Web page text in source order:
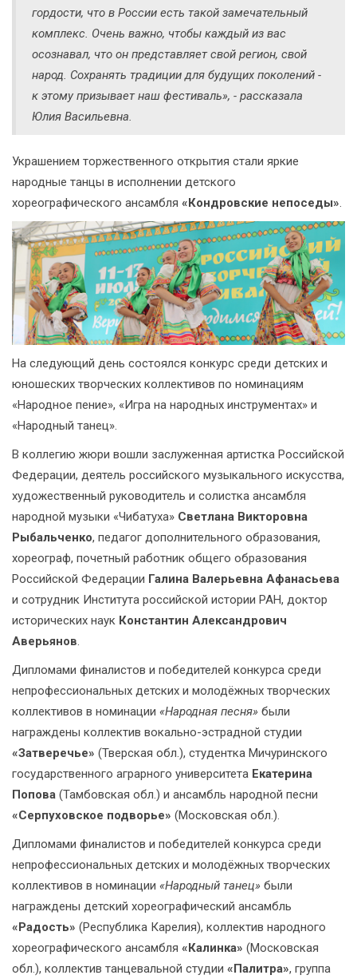
гордости, что в России есть такой замечательный
комплекс. Очень важно, чтобы каждый из вас
осознавал, что он представляет свой регион, свой
народ. Сохранять традиции для будущих поколений -
к этому призывает наш фестиваль», - рассказала
Юлия Васильевна.
Украшением торжественного открытия стали яркие
народные танцы в исполнении детского
хореографического ансамбля «Кондровские непоседы»
На следующий день состоялся конкурс среди детских и
юношеских творческих коллективов по номинациям
«Народное пение», «Игра на народных инструментах» и
«Народный танец».
В коллегию жюри вошли заслуженная артистка Российской
Федерации, деятель российского музыкального искусства,
художественный руководитель и солистка ансамбля
народной музыки «Чибатуха» Светлана Викторовна
Рыбальченко, педагог дополнительного образования,
хореограф, почетный работник общего образования
Российской Федерации Галина Валерьевна Афанасьева
и сотрудник Института российской истории РАН, доктор
исторических наук Константин Александрович
Аверьянов.
Дипломами финалистов и победителей конкурса среди
непрофессиональных детских и молодёжных творческих
коллективов в номинации «Народная песня» были
награждены коллектив вокально-эстрадной студии
«Затверечье» (Тверская обл.), студентка Мичуринского
государственного аграрного университета Екатерина
Попова (Тамбовская обл.) и ансамбль народной песни
«Серпуховское подворье» (Московская обл.).
Дипломами финалистов и победителей конкурса среди
непрофессиональных детских и молодёжных творческих
коллективов в номинации «Народный танец» были
награждены детский хореографический ансамбль
«Радость» (Республика Карелия), коллектив народного
хореографического ансамбля «Калинка» (Московская
обл.), коллектив танцевальной студии «Палитра», группа